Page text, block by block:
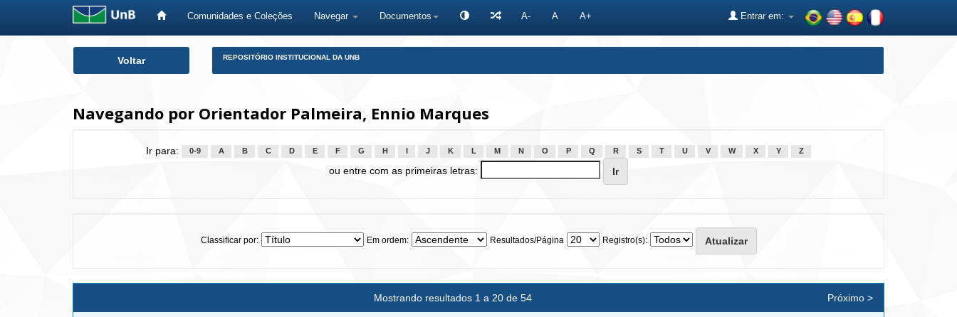
Comunidades e Coleções Navegar Documentos A- A A+ Entrar em:
Voltar REPOSITÓRIO INSTITUCIONAL DA UNB
Navegando por Orientador Palmeira, Ennio Marques
Ir para: 0-9 A B C D E F G H J K L M N O P Q R S T U V W X Y Z
ou entre com as primeiras letras:
Classificar por: Em ordem: Resultados/Página Registro(s):
Mostrando resultados 1 a 20 de 54 Próximo >